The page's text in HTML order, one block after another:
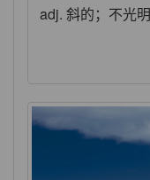
adj. 斜的；不光